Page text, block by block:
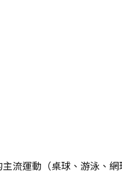
流運動（桌球、游泳、